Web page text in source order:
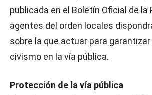
publicada en el Boletín Oficial de la
agentes del orden locales
sobre la que actuar para
civismo en la vía pública.
Protección de la vía pública